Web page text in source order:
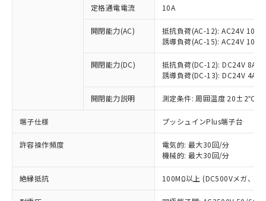
定格通電電流 10A
開閉能力(AC)
抵抗負荷(AC-12): AC24V 10A/
誘導負荷(AC-15): AC24V
開閉能力(DC)
抵抗負荷(DC-12): DC24V 8A/
誘導負荷(DC-13): DC24V 4A/
開閉能力説明 測定条件: 周囲温度 20±2℃、
端子仕様 プッシュインPlus端子台
許容操作頻度
電気的: 最大30回/分
機械的: 最大30回/分
絶縁抵抗 100MΩ以上 (DC500Vメガ、点
ご利用条件
以下の条件をお読みいただき、同意のうえ
ご利用ください。
本サービスは、当社制御機器事業取扱
商品の当社在庫状況および標準価格
(税抜)を提供させていただくもので
当社制御機器事業取扱商品の中には、
本サービスの対象外となる商品もある
対応済み：EU RoHS指令（10物質）の
非含有に対応した製品が提供可能な商品で
対応予定：EU RoHS指令（10物質）の非含
有に対応した製品に切り替える予定のある
対応予定なし：EU RoHS指令（10物質）の
非含有に非対応の商品で、対応品を出す予
調査・確認中：EU RoHS指令（10物質）の
非含有の対応状況を調査中または確認中の
商品です。
非該当品：ライセンス料など無形物で、有
害物質有無と関係のない商品です。
仕入先様の事情により、非含有部品として
いたものが、含有品と判明した場合などや
「○」：最大均質材料含有率が中国RoHSの
基準値以下であることを示します。
「×」：最大均質材料含有率が中国RoHSの
基準値を超えていることを示します。
当社は、これら貴社製品のうち、外国